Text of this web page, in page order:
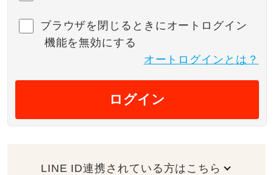
ブラウザを閉じるときにオートログイン
機能を無効にする
オートログインとは？
ログイン
LINE ID連携されている方はこちら